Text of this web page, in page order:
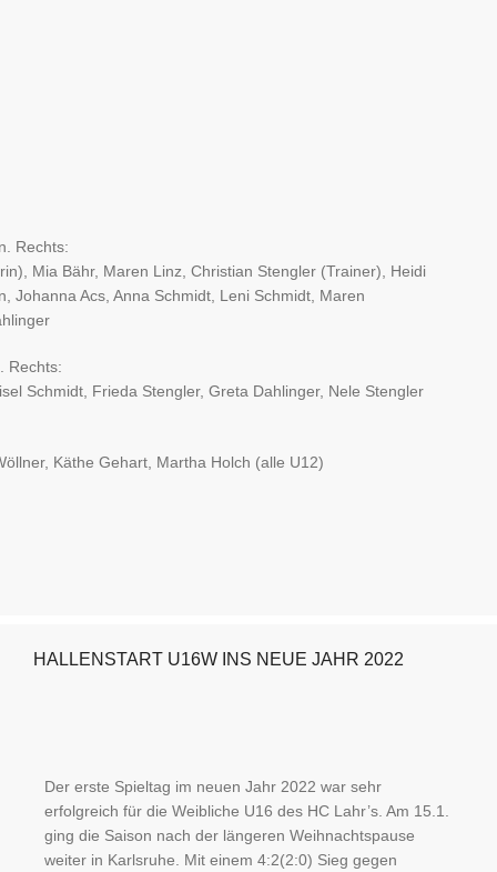
Rechts:
Mia Bähr, Maren Linz, Christian Stengler (Trainer), Heidi
Johanna Acs, Anna Schmidt, Leni Schmidt, Maren
Rechts:
Schmidt, Frieda Stengler, Greta Dahlinger, Nele Stengler
Käthe Gehart, Martha Holch (alle U12)
HALLENSTART U16W INS NEUE JAHR 2022
Der erste Spieltag im neuen Jahr 2022 war sehr
erfolgreich für die Weibliche U16 des HC Lahr’s. Am 15.1.
ging die Saison nach der längeren Weihnachtspause
weiter in Karlsruhe. Mit einem 4:2(2:0) Sieg gegen